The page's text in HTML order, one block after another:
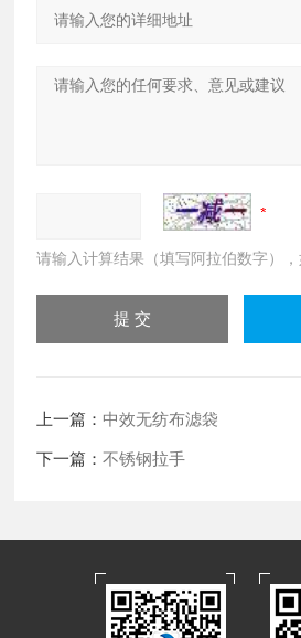
请输入计算结果（填写阿拉伯数字）
上一篇：中效无纺布滤袋
下一篇：不锈钢拉手